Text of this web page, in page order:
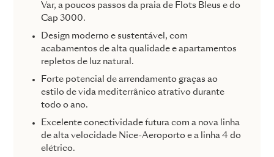
Var, a poucos passos da praia de Flots Bleus e do
Cap 3000.
Design moderno e sustentável, com
acabamentos de alta qualidade e apartamentos
repletos de luz natural.
Forte potencial de arrendamento graças ao
estilo de vida mediterrânico atrativo durante
todo o ano.
Excelente conectividade futura com a nova linha
de alta velocidade Nice-Aeroporto e a linha 4 do
elétrico.